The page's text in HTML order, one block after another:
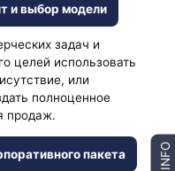
и выбор модели
задач и
целей использовать
или
полноценное
продаж.
пакета INFO